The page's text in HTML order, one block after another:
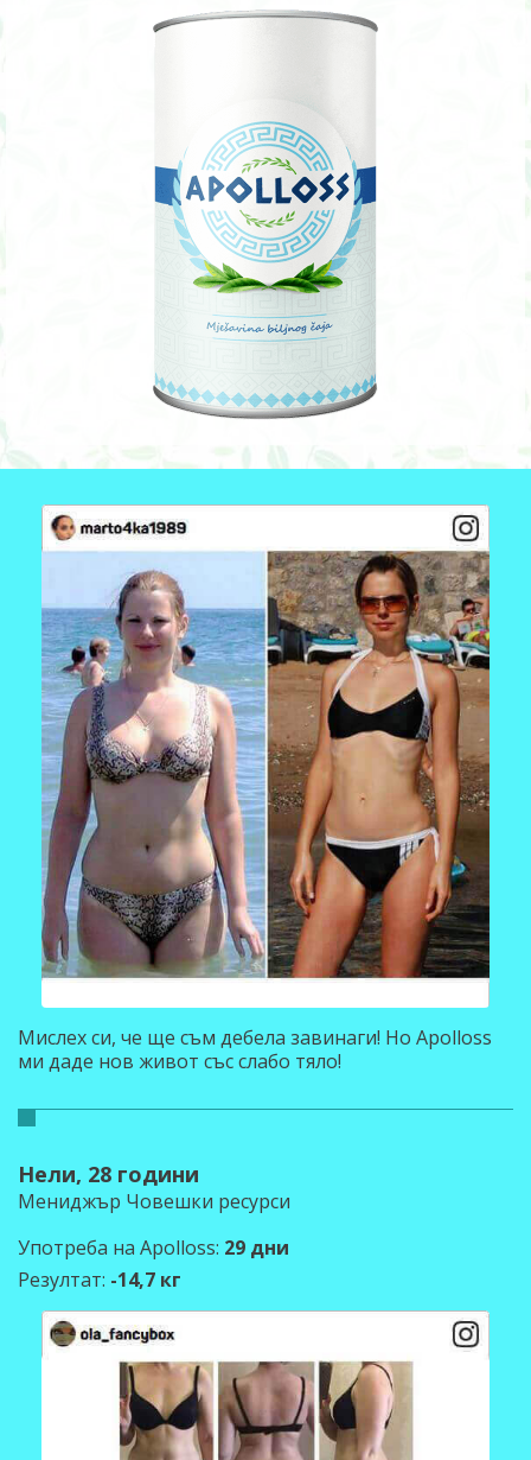
Мислех си, че ще съм дебела завинаги! Но Apolloss
ми даде нов живот със слабо тяло!
Нели, 28 години
Мениджър Човешки ресурси
Употреба на Apolloss: 29 дни
Резултат: -14,7 кг